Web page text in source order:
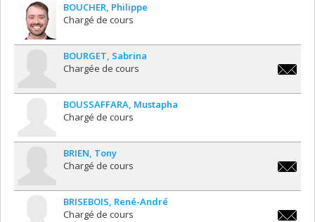
BOUCHER Philippe
Chargé de cours
BOURGET Sabrina
Chargée de cours
BOUSSAFFARA Mustapha
Chargé de cours
BRIEN Tony
Chargé de cours
BRISEBOIS René-André
Chargé de cours